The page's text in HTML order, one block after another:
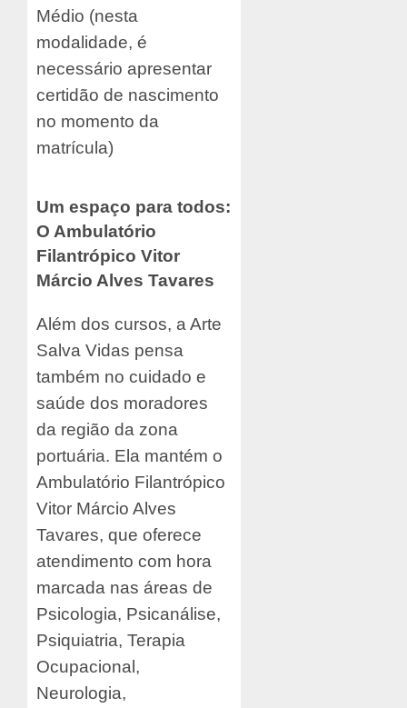
Médio (nesta
modalidade, é
necessário apresentar
certidão de nascimento
no momento da
matrícula)
Um espaço para todos:
O Ambulatório
Filantrópico Vitor
Márcio Alves Tavares
Além dos cursos, a Arte
Salva Vidas pensa
também no cuidado e
saúde dos moradores
da região da zona
portuária. Ela mantém o
Ambulatório Filantrópico
Vitor Márcio Alves
Tavares, que oferece
atendimento com hora
marcada nas áreas de
Psicologia, Psicanálise,
Psiquiatria, Terapia
Ocupacional,
Neurologia,